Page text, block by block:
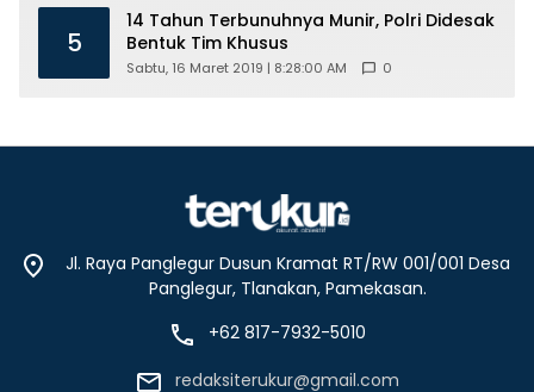
5
14 Tahun Terbunuhnya Munir, Polri Didesak
Bentuk Tim Khusus
Sabtu, 16 Maret 2019 | 8:28:00 AM 0
Jl. Raya Panglegur Dusun Kramat RT/RW 001/001 Desa
Panglegur, Tlanakan, Pamekasan.
+62 817-7932-5010
redaksiterukur@gmail.com